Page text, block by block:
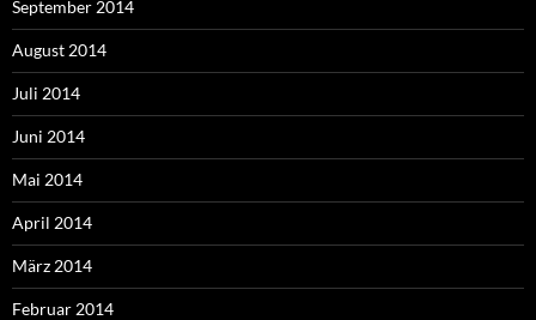
September 2014
August 2014
Juli 2014
Juni 2014
Mai 2014
April 2014
März 2014
Februar 2014